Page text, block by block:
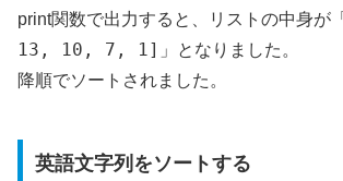
print関数で出力すると、リストの中身が「
13, 10, 7, 1] 」となりました。
降順でソートされました。
英語文字列をソートする